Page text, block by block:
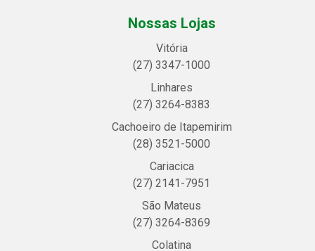
Nossas Lojas
Vitória
(27) 3347-1000
Linhares
(27) 3264-8383
Cachoeiro de Itapemirim
(28) 3521-5000
Cariacica
(27) 2141-7951
São Mateus
(27) 3264-8369
Colatina